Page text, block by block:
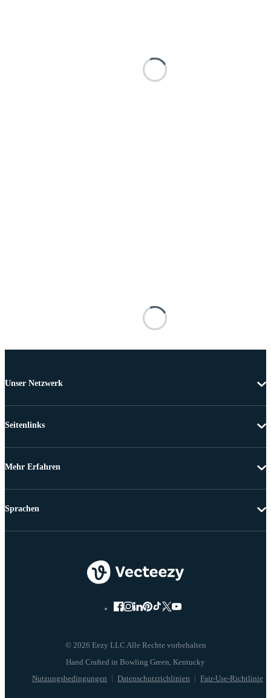
Unser Netzwerk
Seitenlinks
Mehr Erfahren
© 2026 Eezy LLC Alle Rechte vorbehalten
Nutzungsbedingungen Datenschutzrichlinien Fair-Use-Richtlinie
Sprachen